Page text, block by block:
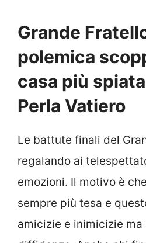
Grande
polemica
casa più
Perla Vatiero
Le battute finali del
regalando ai
emozioni. Il motivo è
sempre più tesa e
amicizie e inimicizie ma